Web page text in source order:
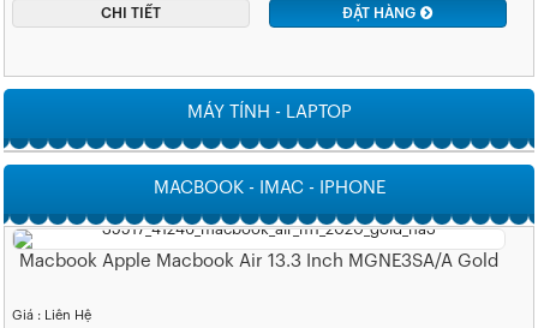
CHI TIẾT ĐẶT HÀNG
MÁY TÍNH - LAPTOP
MACBOOK - IMAC - IPHONE
Macbook Apple Macbook Air 13.3 Inch MGNE3SA/A Gold
Giá : Liên Hệ